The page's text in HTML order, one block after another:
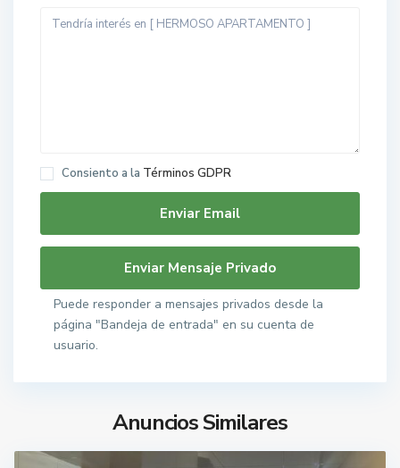
Consiento a la Términos GDPR
Puede responder a mensajes privados desde la
página "Bandeja de entrada" en su cuenta de
usuario.
Anuncios Similares